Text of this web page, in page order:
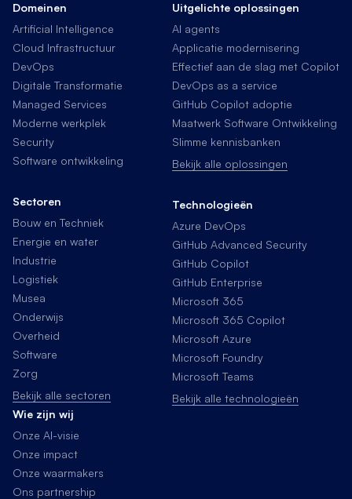
Domeinen
Artificial Intelligence
Cloud Infrastructuur
DevOps
Digitale Transformatie
Managed Services
Moderne werkplek
Security
Software ontwikkeling
Sectoren
Bouw en Techniek
Energie en water
Industrie
Logistiek
Musea
Onderwijs
Overheid
Software
Zorg
Bekijk alle sectoren
Uitgelichte oplossingen
AI agents
Applicatie modernisering
Effectief aan de slag met Copilot
DevOps as a service
GitHub Copilot adoptie
Maatwerk Software Ontwikkeling
Slimme kennisbanken
Bekijk alle oplossingen
Technologieën
Azure DevOps
GitHub Advanced Security
GitHub Copilot
GitHub Enterprise
Microsoft 365
Microsoft 365 Copilot
Microsoft Azure
Microsoft Foundry
Microsoft Teams
Bekijk alle technologieën
Wie zijn wij
Onze AI-visie
Onze impact
Onze waarmakers
Ons partnership